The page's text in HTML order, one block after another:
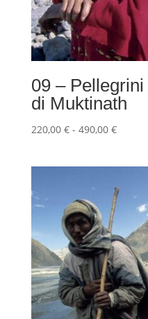
09 –
di Muktinath
220,00 € - 490,00 €Fascia
220,00 €
a